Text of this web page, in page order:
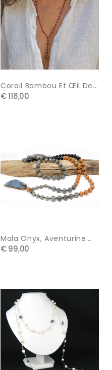
Corail Bambou Et Œil De...
€ 118,00
Mala Onyx, Aventurine...
€ 99,00